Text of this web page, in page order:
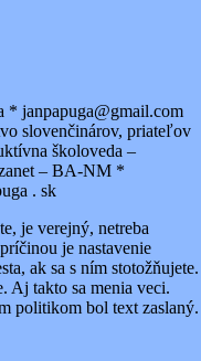
* janpapuga@gmail.com
slovenčinárov, priateľov
školoveda –
– BA-NM *
. sk
je verejný, netreba
je nastavenie
ak sa s ním stotožňujete.
Aj takto sa menia veci.
politikom bol text zaslaný.